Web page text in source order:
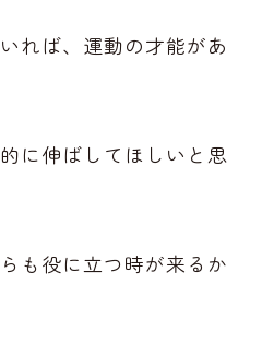
れば、運動の才能があ
に伸ばしてほしいと思
も役に立つ時が来るか